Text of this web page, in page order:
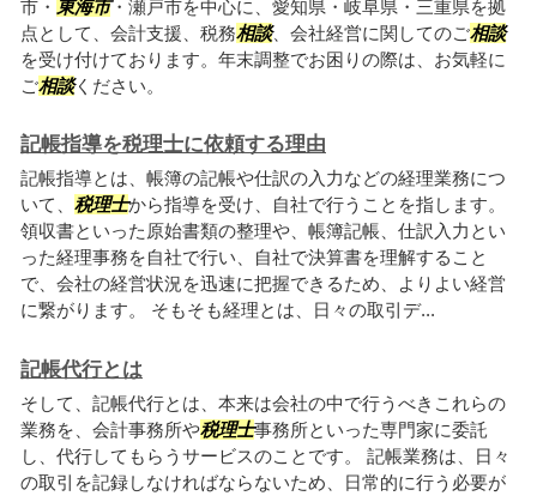
市・ 東海市・瀬戸市を中心に、愛知県・岐阜県・三重県を拠
点として、会計支援、税務相談、会社経営に関してのご相談
を受け付けております。年末調整でお困りの際は、お気軽に
ご相談ください。
記帳指導を税理士に依頼する理由
記帳指導とは、帳簿の記帳や仕訳の入力などの経理業務につ
いて、 税理士から指導を受け、自社で行うことを指します。
領収書といった原始書類の整理や、帳簿記帳、仕訳入力とい
った経理事務を自社で行い、自社で決算書を理解すること
で、会社の経営状況を迅速に把握できるため、よりよい経営
に繋がります。 そもそも経理とは、日々の取引デ...
記帳代行とは
そして、記帳代行とは、本来は会社の中で行うべきこれらの
業務を、会計事務所や税理士事務所といった専門家に委託
し、代行してもらうサービスのことです。 記帳業務は、日々
の取引を記録しなければならないため、日常的に行う必要が